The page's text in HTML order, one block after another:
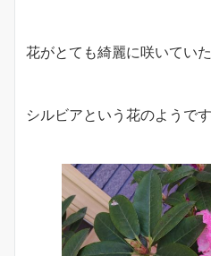
花がとても綺麗に咲いてい
シルビアという花のようで